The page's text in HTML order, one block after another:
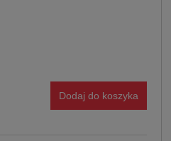
Dodaj do koszyka